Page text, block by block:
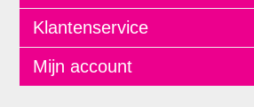
Klantenservice
Mijn account